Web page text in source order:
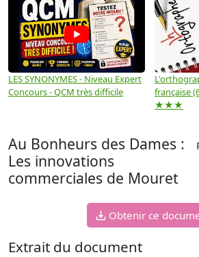
LES SYNONYMES - Niveau Expert
Concours - QCM très difficile
française
★★★
Au Bonheurs des Dames :
Les innovations
commerciales de Mouret
Obtenir ce
Extrait du document